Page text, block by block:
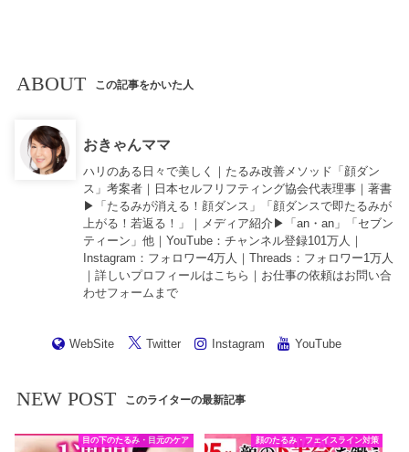
ABOUT この記事をかいた人
おきゃんママ
ハリのある日々で美しく｜たるみ改善メソッド「顔ダン
ス」考案者｜日本セルフリフティング協会代表理事｜著書
▶︎「 たるみが消える！顔ダンス 」「 顔ダンスで即たるみが
上がる！若返る！ 」｜メディア紹介▶︎「an・an」「セブン
ティーン」他｜YouTube ：チャンネル登録101万人｜
Instagram ：フォロワー4万人｜Threads ：フォロワー1万人
｜詳しいプロフィールは こちら ｜お仕事の依頼はお問い合
わせフォーム まで
WebSite Twitter Instagram YouTube
NEW POST このライターの最新記事
目の下のたるみ・目元のケア 顔のたるみ・フェイスライン対策